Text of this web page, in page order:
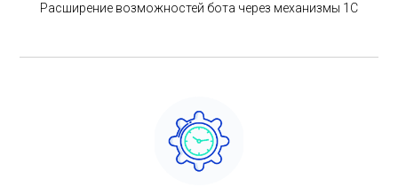
Расширение возможностей бота через механизмы 1С